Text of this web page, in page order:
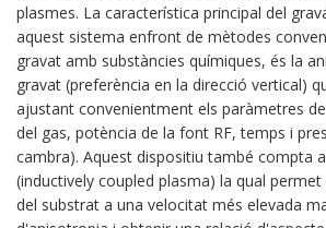
plasmes. La característica principal del
aquest sistema enfront de mètodes
gravat amb substàncies químiques, és la
gravat (preferència en la direcció vertical)
ajustant convenientment els paràmetres
del gas, potència de la font RF, temps i
cambra). Aquest dispositiu també compta
(inductively coupled plasma) la qual
del substrat a una velocitat més elevada